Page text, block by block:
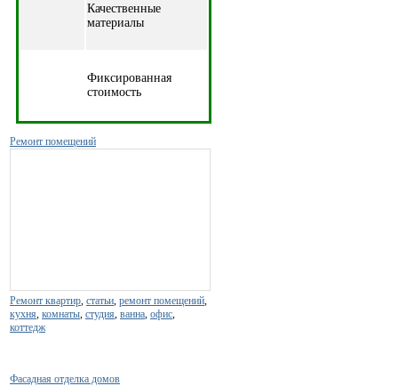
Качественные
материалы
Фиксированная
стоимость
Ремонт помещений
Ремонт квартир статьи ремонт помещений
кухня комнаты студия ванна офис
коттедж
Фасадная отделка домов